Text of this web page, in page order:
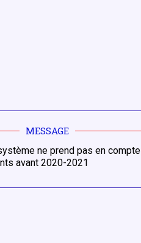
MESSAGE
ne prend pas en compte
avant 2020-2021